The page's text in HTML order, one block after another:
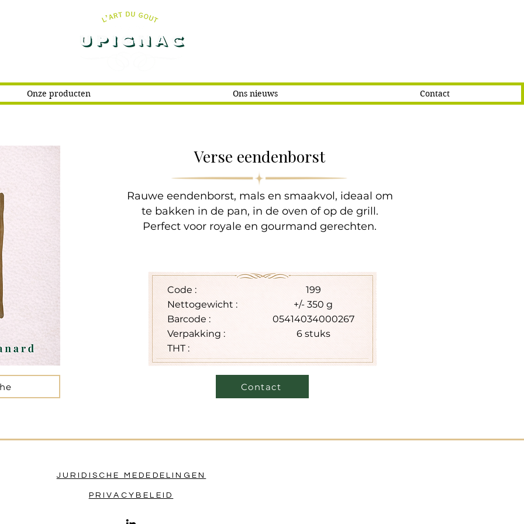
Onze producten Ons nieuws Contact
Verse eendenborst
Rauwe eendenborst, mals en smaakvol, ideaal om
te bakken in de pan, in de oven of op de grill.
Perfect voor royale en gourmand gerechten.
Code :
Nettogewicht :
Barcode :
Verpakking :
THT :
199
+/- 350 g
05414034000267
6 stuks
Contact
JURIDISCHE MEDEDELINGEN
PRIVACYBELEID